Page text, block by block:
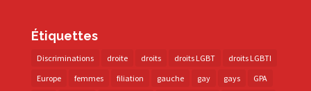
Étiquettes
Discriminations droite droits droits LGBT
droits LGBTI
Europe
femmes filiation gauche gay gays
GPA